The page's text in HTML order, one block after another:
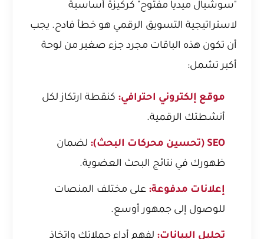
"سوشيال ميديا مفتوح" كركيزة أساسية
لاستراتيجية التسويق الرقمي هو خطأ فادح. يجب
أن تكون هذه الباقات مجرد جزء صغير من لوحة
أكبر تشمل:
موقع إلكتروني احترافي: كنقطة ارتكاز لكل
أنشطتك الرقمية.
SEO (تحسين محركات البحث):
لضمان
ظهورك في نتائج البحث العضوية.
إعلانات مدفوعة: على مختلف المنصات
للوصول إلى جمهور أوسع.
تحليل البيانات: لفهم أداء حملاتك واتخاذ